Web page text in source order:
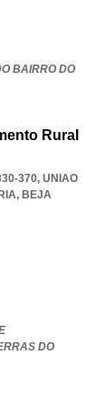
BAIRRO DO
Rural
370, UNIAO
, BEJA
DO